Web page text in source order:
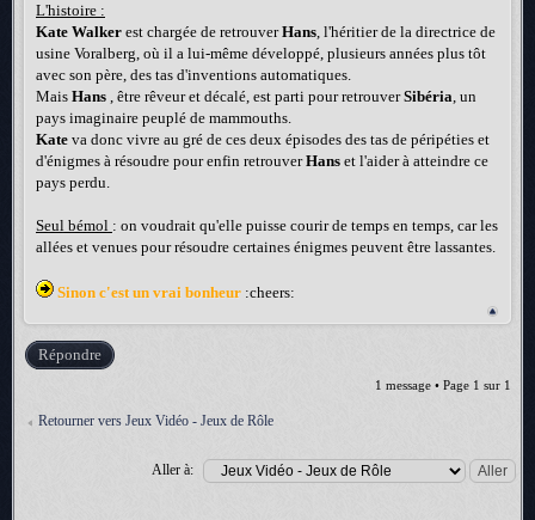
L'histoire :
Kate Walker est chargée de retrouverHans, l'héritier de la directrice de
usine Voralberg, où il a lui-même développé, plusieurs années plus tôt
avec son père, des tas d'inventions automatiques.
Mais Hans , être rêveur et décalé, est parti pour retrouverSibéria, un
pays imaginaire peuplé de mammouths.
Kate va donc vivre au gré de ces deux épisodes des tas de péripéties et
d'énigmes à résoudre pour enfin retrouverHans et l'aider à atteindre ce
pays perdu.
Seul bémol : on voudrait qu'elle puisse courir de temps en temps, car les
allées et venues pour résoudre certaines énigmes peuvent être lassantes.
Sinon c'est un vrai bonheur :cheers:
Répondre
1 message • Page 1 sur 1
Retourner vers Jeux Vidéo - Jeux de Rôle
Aller à: